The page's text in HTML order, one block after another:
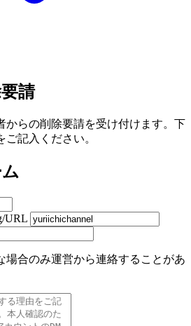
請
からの削除要請を受け付けます。下
記入ください。
URL
場合のみ運営から連絡することがあ